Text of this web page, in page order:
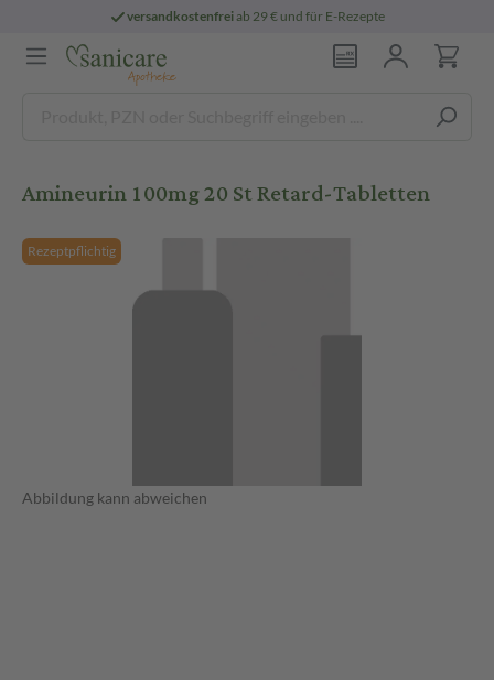
versandkostenfreiab 29 € und für E-Rezepte
Amineurin 100mg 20 St Retard-Tabletten
Rezeptpflichtig
Abbildung kann abweichen